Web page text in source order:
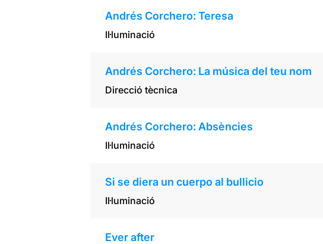
Andrés Corchero: Teresa
Il·luminació
Andrés Corchero: La música del teu nom
Direcció tècnica
Andrés Corchero: Absències
Il·luminació
Si se diera un cuerpo al bullicio
Il·luminació
Ever after